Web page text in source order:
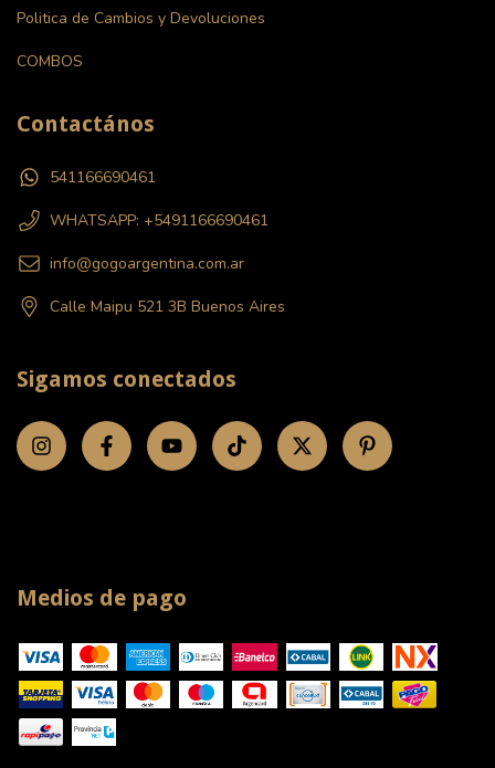
Politica de Cambios y Devoluciones
COMBOS
Contactános
541166690461
WHATSAPP: +5491166690461
info@gogoargentina.com.ar
Calle Maipu 521 3B Buenos Aires
Sigamos conectados
Medios de pago